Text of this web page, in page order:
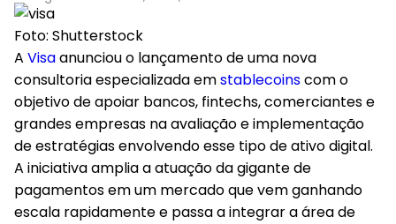
Foto: Shutterstock
A Visaanunciou o lançamento de uma nova
consultoria especializada emstablecoinscom o
objetivo de apoiar bancos, fintechs, comerciantes e
grandes empresas na avaliação e implementação
de estratégias envolvendo esse tipo de ativo digital.
A iniciativa amplia a atuação da gigante de
pagamentos em um mercado que vem ganhando
escala rapidamente e passa a integrar a área de